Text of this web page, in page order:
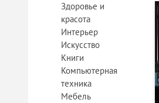
Здоровье и
красота
Интерьер
Искусство
Книги
Компьютерная
техника
Мебель